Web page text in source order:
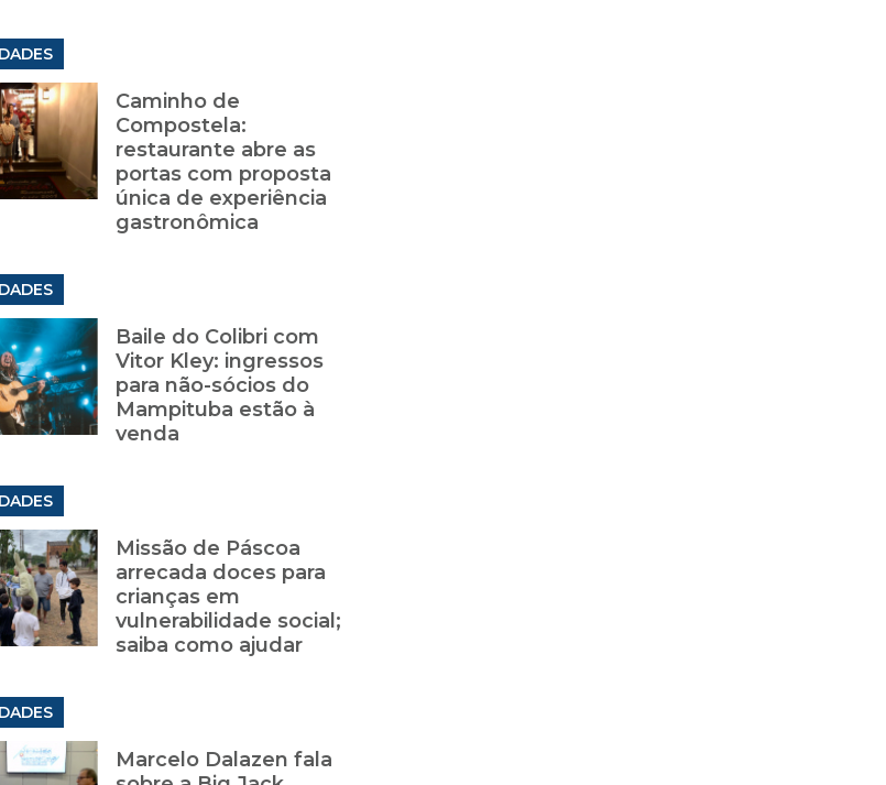
Caminho de
Compostela:
restaurante abre as
portas com proposta
única de experiência
gastronômica
Baile do Colibri com
Vitor Kley: ingressos
para não-sócios do
Mampituba estão à
venda
Missão de Páscoa
arrecada doces para
crianças em
vulnerabilidade social;
saiba como ajudar
Marcelo Dalazen fala